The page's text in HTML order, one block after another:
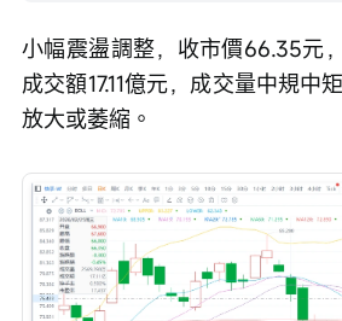
小幅震盪調整，收市價66.35元
成交額17.11億元，成交量中規中
放大或萎縮。